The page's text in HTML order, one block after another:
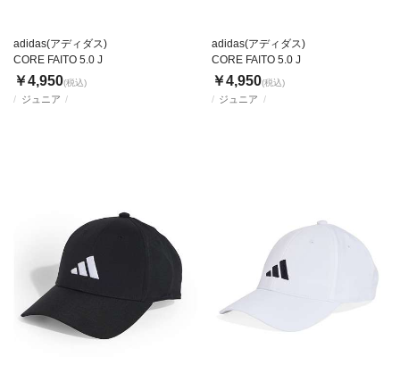
ジュニア
adidas(アディダス)
CORE FAITO 5.0 J
￥4,950(税込)
ジュニア
adidas(アディダス)
CORE FAITO 5.0 J
￥4,950(税込)